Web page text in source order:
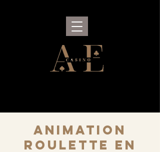
Animation
Roulette en